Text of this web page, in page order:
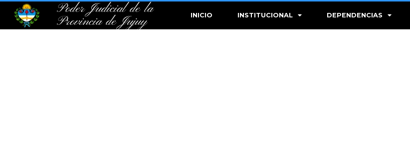
Poder Judicial de la
Provincia de Jujuy
INICIO INSTITUCIONAL DEPENDENCIAS